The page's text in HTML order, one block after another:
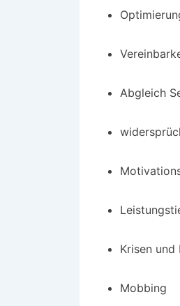
Abgleich
Krisen und
Mobbing